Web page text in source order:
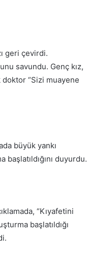
geri çevirdi.
savundu. Genç kız,
doktor “Sizi muayene
büyük yankı
başlatıldığını duyurdu.
“Kıyafetini
başlatıldığı